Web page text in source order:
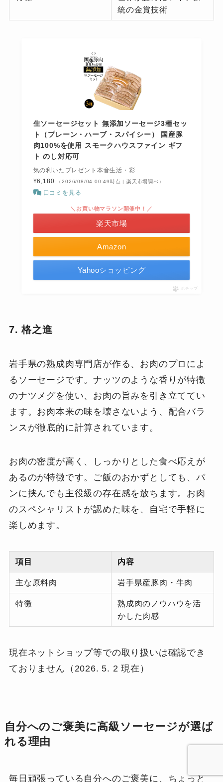
統の金賞技術
生ソーセージセット 無添加ソーセージ3種セッ
ト（プレーン・ハーブ・スパイシー） 国産豚
肉100%を使用 スモークハウスファイン ギフ
ト のし対応可
気の利いたプレゼント本音生活・彩
¥6,180
（2026/08/04 00:49時点 | 楽天市場調べ）
口コミを見る
Amazon
＼お買い物マラソン開催中！／
楽天市場
Yahooショッピング
ポチップ
7. 格之進
岩手県の熟成肉専門店が作る、お肉のプロによ
るソーセージです。ナッツのような香りが特徴
のナツメグを使い、お肉の旨みを引き立ててい
ます。お肉本来の味を壊さないよう、配合バラ
ンスが徹底的に計算されています。
お肉の密度が高く、しっかりとした食べ応えが
あるのが特徴です。ご飯のおかずとしても、パ
ンに挟んでも主役級の存在感を放ちます。お肉
のスペシャリストが認めた味を、自宅で手軽に
楽しめます。
項目 内容
主な原料肉 岩手県産豚肉・牛肉
特徴
熟成肉のノウハウを活
かした肉感
現在ネットショップ等での取り扱いは確認でき
ておりません（2026. 5. 2 現在）
自分へのご褒美に高級ソーセージが選ば
れる理由
毎日頑張っている自分へのご褒美に、ちょっと